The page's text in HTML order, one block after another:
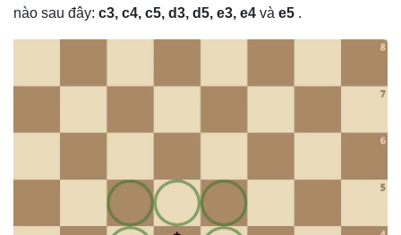
nào sau đây: c3, c4, c5, d3, d5, e3, e4 và e5 .